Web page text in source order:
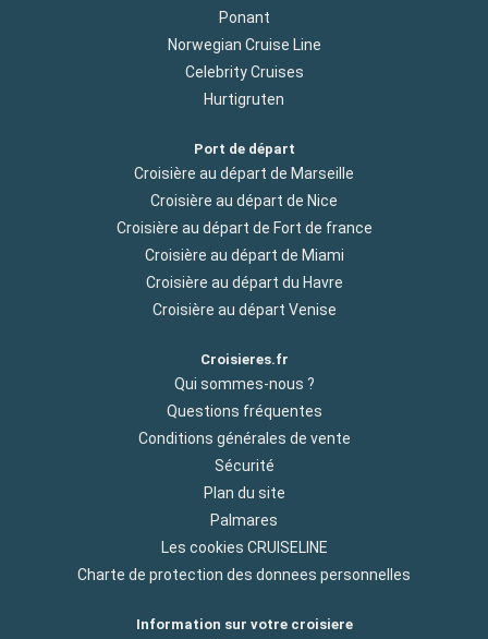
Ponant
Norwegian Cruise Line
Celebrity Cruises
Hurtigruten
Port de départ
Croisière au départ de Marseille
Croisière au départ de Nice
Croisière au départ de Fort de france
Croisière au départ de Miami
Croisière au départ du Havre
Croisière au départ Venise
Croisieres.fr
Qui sommes-nous ?
Questions fréquentes
Conditions générales de vente
Sécurité
Plan du site
Palmares
Les cookies CRUISELINE
Charte de protection des donnees personnelles
Information sur votre croisiere